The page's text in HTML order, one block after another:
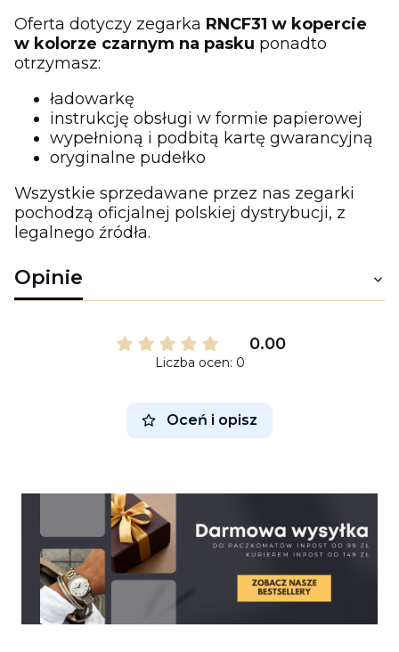
Oferta dotyczy zegarka RNCF31 w kopercie
w kolorze czarnym na pasku ponadto
otrzymasz:
ładowarkę
instrukcję obsługi w formie papierowej
wypełnioną i podbitą kartę gwarancyjną
oryginalne pudełko
Wszystkie sprzedawane przez nas zegarki
pochodzą oficjalnej polskiej dystrybucji, z
legalnego źródła.
Opinie
0.00
Liczba ocen: 0
Oceń i opisz